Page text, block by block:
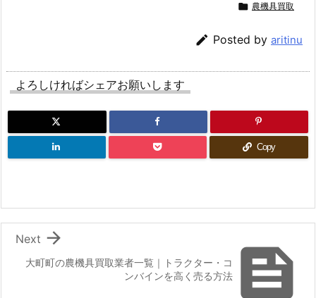
 農機具買取
 Posted by aritinu
よろしければシェアお願いします
Copy

大町町の農機具買取業者一覧｜トラクター・コ
ンバインを高く売る方法

Next